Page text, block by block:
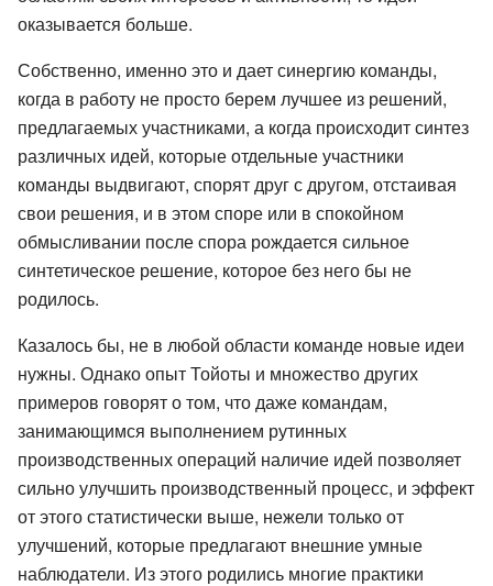
оказывается больше.
Собственно, именно это и дает синергию команды,
когда в работу не просто берем лучшее из решений,
предлагаемых участниками, а когда происходит синтез
различных идей, которые отдельные участники
команды выдвигают, спорят друг с другом, отстаивая
свои решения, и в этом споре или в спокойном
обмысливании после спора рождается сильное
синтетическое решение, которое без него бы не
родилось.
Казалось бы, не в любой области команде новые идеи
нужны. Однако опыт Тойоты и множество других
примеров говорят о том, что даже командам,
занимающимся выполнением рутинных
производственных операций наличие идей позволяет
сильно улучшить производственный процесс, и эффект
от этого статистически выше, нежели только от
улучшений, которые предлагают внешние умные
наблюдатели. Из этого родились многие практики